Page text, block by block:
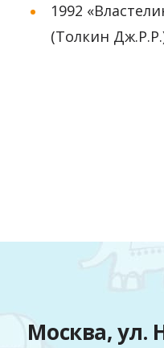
1992
(Толкин
Москва, ул.